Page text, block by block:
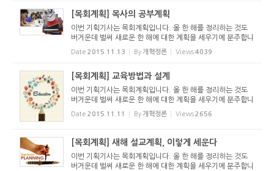
[목회계획] 목사의 공부계획
이번 기획기사는 목회계획입니다. 올 한 해를 정리하는 것도
버거운데 벌써 새로운 한 해에 대한 계획을 세우기에 분주합니
다. 주님의 교회는 인간적인 아무 계획도 세우지 않고 그때그
때마다 성령님의 인도를 받아야 하는 것일까요? 아닙니다. 하
Date 2015.11.13 By 개혁정론 Views4039
[목회계획] 교육방법과 설계
이번 기획기사는 목회계획입니다. 올 한 해를 정리하는 것도
버거운데 벌써 새로운 한 해에 대한 계획을 세우기에 분주합니
다. 주님의 교회는 인간적인 아무 계획도 세우지 않고 그때그
때마다 성령님의 인도를 받아야 하는 것일까요? 아닙니다. 하
Date 2015.11.11 By 개혁정론 Views2656
[목회계획] 새해 설교계획, 이렇게 세운다
이번 기획기사는 목회계획입니다. 올 한 해를 정리하는 것도
버거운데 벌써 새로운 한 해에 대한 계획을 세우기에 분주합니